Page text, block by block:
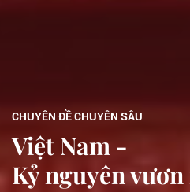
CHUYÊN ĐỀ CHUYÊN SÂU
Việt Nam -
Kỷ nguyên